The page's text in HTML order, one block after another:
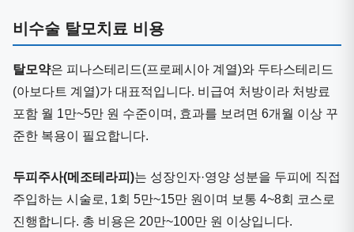
비수술 탈모치료 비용
탈모약은 피나스테리드(프로페시아 계열)와 두타스테리드
(아보다트 계열)가 대표적입니다. 비급여 처방이라 처방료
포함 월 1만~5만 원 수준이며, 효과를 보려면 6개월 이상 꾸
준한 복용이 필요합니다.
두피주사(메조테라피)는 성장인자·영양 성분을 두피에 직접
주입하는 시술로, 1회 5만~15만 원이며 보통 4~8회 코스로
진행합니다. 총 비용은 20만~100만 원 이상입니다.